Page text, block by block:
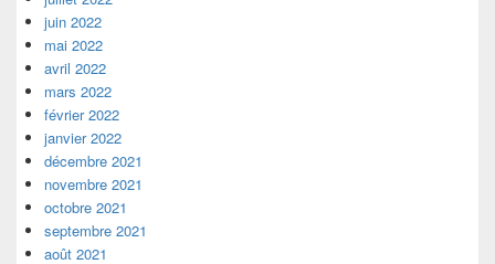
juin 2022
mai 2022
avril 2022
mars 2022
février 2022
janvier 2022
décembre 2021
novembre 2021
octobre 2021
septembre 2021
août 2021